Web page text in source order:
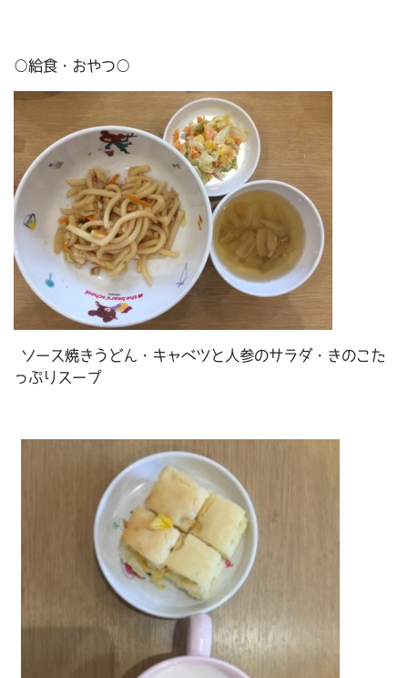
○給食・おやつ○
ソース焼きうどん・キャベツと人参のサラダ・きのこた
っぷりスープ